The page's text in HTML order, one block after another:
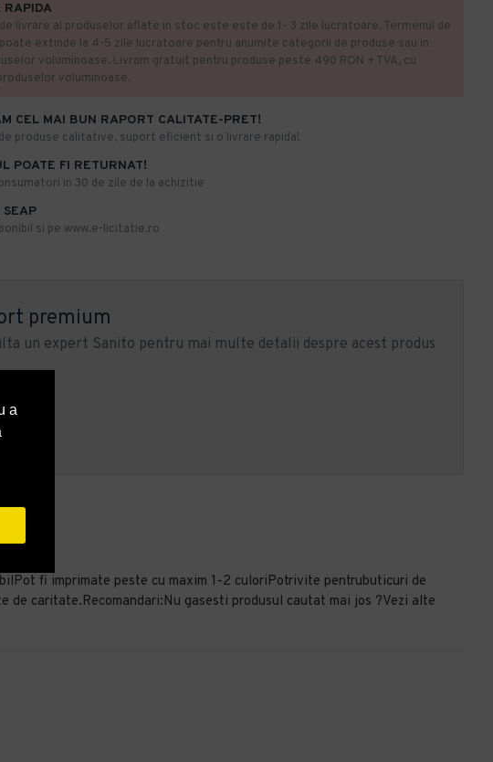
a
CEL MAI BUN RAPORT CALITATE-PRET!
produse calitative, suport eficient si o livrare rapida!
POATE FI RETURNAT!
in 30 de zile de la achizitie
SEAP
si pe www.e-licitatie.ro
RAPIDA
livrare al produselor aflate in stoc este este de 1- 3 zile lucratoare. Termenul de
extinde la 4-5 zile lucratoare pentru anumite categorii de produse sau in
voluminoase. Livram gratuit pentru produse peste 490 RON + TVA, cu
voluminoase.
premium
un expert Sanito pentru mai multe detalii despre acest produs
fi imprimate peste cu maxim 1-2 culoriPotrivite pentrubuticuri de
de caritate.Recomandari:Nu gasesti produsul cautat mai jos ?Vezi alte